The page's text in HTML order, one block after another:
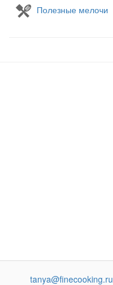
Полезные мелочи
tanya@finecooking.ru